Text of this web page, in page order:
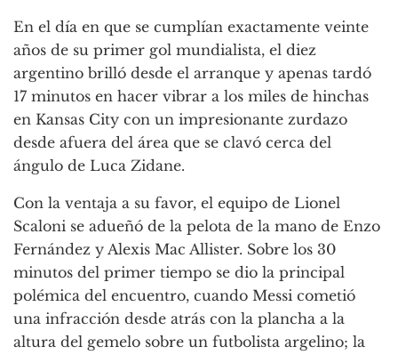
En el día en que se cumplían exactamente veinte
años de su primer gol mundialista, el diez
argentino brilló desde el arranque y apenas tardó
17 minutos en hacer vibrar a los miles de hinchas
en Kansas City con un impresionante zurdazo
desde afuera del área que se clavó cerca del
ángulo de Luca Zidane.
Con la ventaja a su favor, el equipo de Lionel
Scaloni se adueñó de la pelota de la mano de Enzo
Fernández y Alexis Mac Allister. Sobre los 30
minutos del primer tiempo se dio la principal
polémica del encuentro, cuando Messi cometió
una infracción desde atrás con la plancha a la
altura del gemelo sobre un futbolista argelino; la